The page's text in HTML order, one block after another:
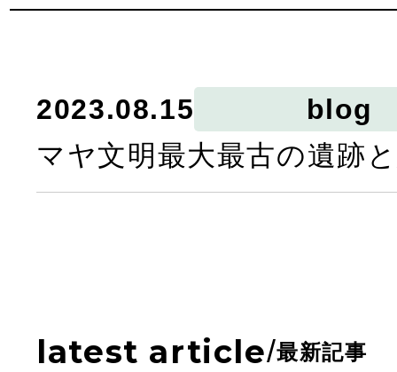
2023.08.15
blog
マヤ文明最大最古の遺跡
latest article/最新記事